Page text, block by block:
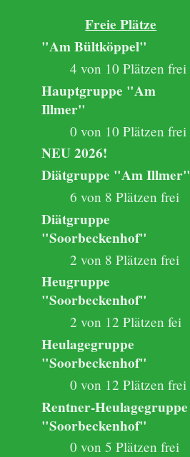
Freie Plätze
"Am Bültköppel"
4 von 10 Plätzen frei
Hauptgruppe "Am
Illmer"
0 von 10 Plätzen frei
NEU 2026!
Diätgruppe "Am Illmer"
6 von 8 Plätzen frei
Diätgruppe
"Soorbeckenhof"
2 von 8 Plätzen frei
Heugruppe
"Soorbeckenhof"
2 von 12 Plätzen fei
Heulagegruppe
"Soorbeckenhof"
0 von 12 Plätzen frei
Rentner-Heulagegruppe
"Soorbeckenhof"
0 von 5 Plätzen frei